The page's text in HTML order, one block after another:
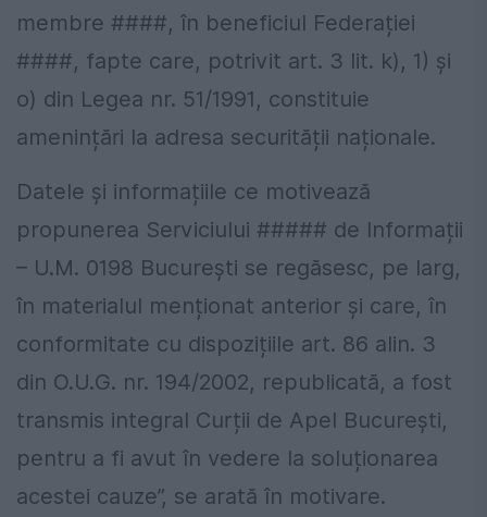
membre ####, în beneficiul Federației
####, fapte care, potrivit art. 3 lit. k), 1) și
o) din Legea nr. 51/1991, constituie
amenințări la adresa securității naționale.
Datele și informațiile ce motivează
propunerea Serviciului ##### de Informații
– U.M. 0198 București se regăsesc, pe larg,
în materialul menționat anterior și care, în
conformitate cu dispozițiile art. 86 alin. 3
din O.U.G. nr. 194/2002, republicată, a fost
transmis integral Curții de Apel București,
pentru a fi avut în vedere la soluționarea
acestei cauze”, se arată în motivare.